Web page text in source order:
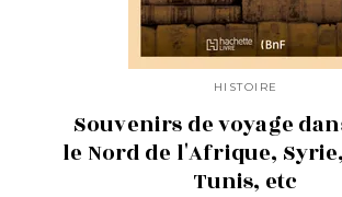
HISTOIRE
Souvenirs de voyage
le Nord de l'Afrique,
Tunis, etc